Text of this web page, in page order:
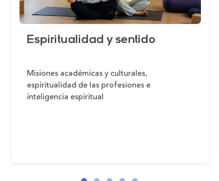
Espiritualidad y sentido
Misiones académicas y culturales,
espiritualidad de las profesiones e
inteligencia espiritual